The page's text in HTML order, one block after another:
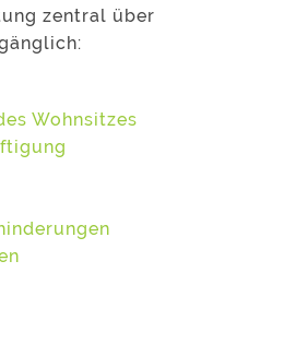
zentral über
Wohnsitzes